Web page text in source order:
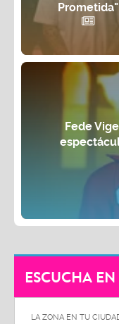
Prometida"
Fede
ESCUCHA
LA ZONA EN TU